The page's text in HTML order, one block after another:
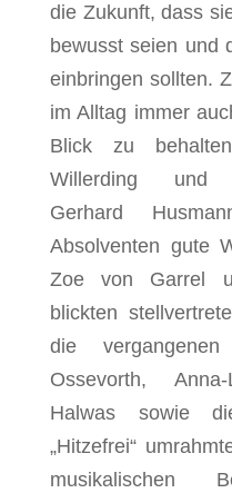
die Zukunft, dass
bewusst seien und
einbringen sollten.
im Alltag immer
Blick zu
Willerding und
Gerhard
Absolventen gute
Zoe von Garrel
blickten
die
Ossevorth,
Halwas sowie
„Hitzefrei“
musikalischen